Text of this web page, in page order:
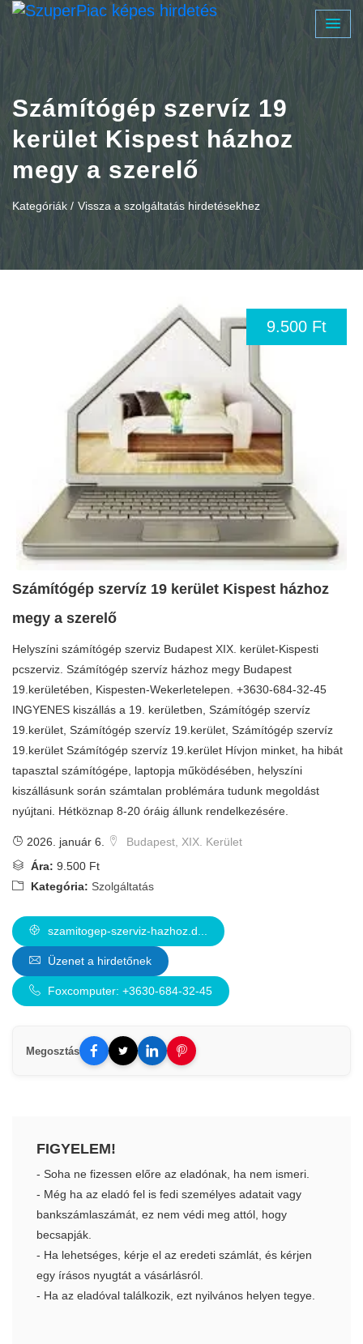
Számítógép szervíz 19
kerület Kispest házhoz
megy a szerelő
Kategóriák / Vissza a szolgáltatás hirdetésekhez
9.500 Ft
Számítógép szervíz 19 kerület Kispest házhoz
megy a szerelő
Helyszíni számítógép szerviz Budapest XIX. kerület-Kispesti
pcszerviz. Számítógép szervíz házhoz megy Budapest
19.kerületében, Kispesten-Wekerletelepen. +3630-684-32-45
INGYENES kiszállás a 19. kerületben, Számítógép szervíz
19.kerület, Számítógép szervíz 19.kerület, Számítógép szervíz
19.kerület Számítógép szervíz 19.kerület Hívjon minket, ha hibát
tapasztal számítógépe, laptopja működésében, helyszíni
kiszállásunk során számtalan problémára tudunk megoldást
nyújtani. Hétköznap 8-20 óráig állunk rendelkezésére.
2026. január 6.
Budapest, XIX. Kerület
Ára: 9.500 Ft
Kategória: Szolgáltatás
szamitogep-szerviz-hazhoz.d...
Üzenet a hirdetőnek
Foxcomputer: +3630-684-32-45
Megosztás
FIGYELEM!
- Soha ne fizessen előre az eladónak, ha nem ismeri.
- Még ha az eladó fel is fedi személyes adatait vagy
bankszámlaszámát, ez nem védi meg attól, hogy
becsapják.
- Ha lehetséges, kérje el az eredeti számlát, és kérjen
egy írásos nyugtát a vásárlásról.
- Ha az eladóval találkozik, ezt nyilvános helyen tegye.